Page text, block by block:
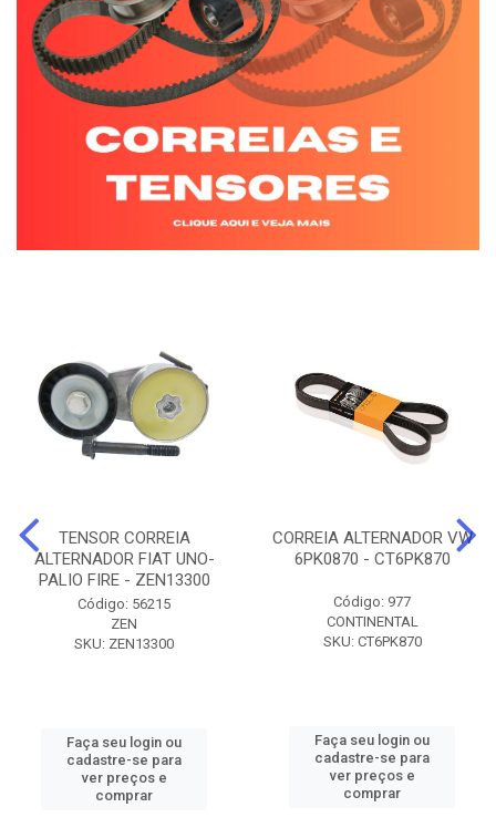
TENSOR CORREIA
ALTERNADOR FIAT UNO-
PALIO FIRE - ZEN13300
Código: 56215
ZEN
SKU: ZEN13300
Faça seu login ou
cadastre-se para
ver preços e
comprar
CORREIA ALTERNADOR VW
6PK0870 - CT6PK870
Código: 977
CONTINENTAL
SKU: CT6PK870
Faça seu login ou
cadastre-se para
ver preços e
comprar